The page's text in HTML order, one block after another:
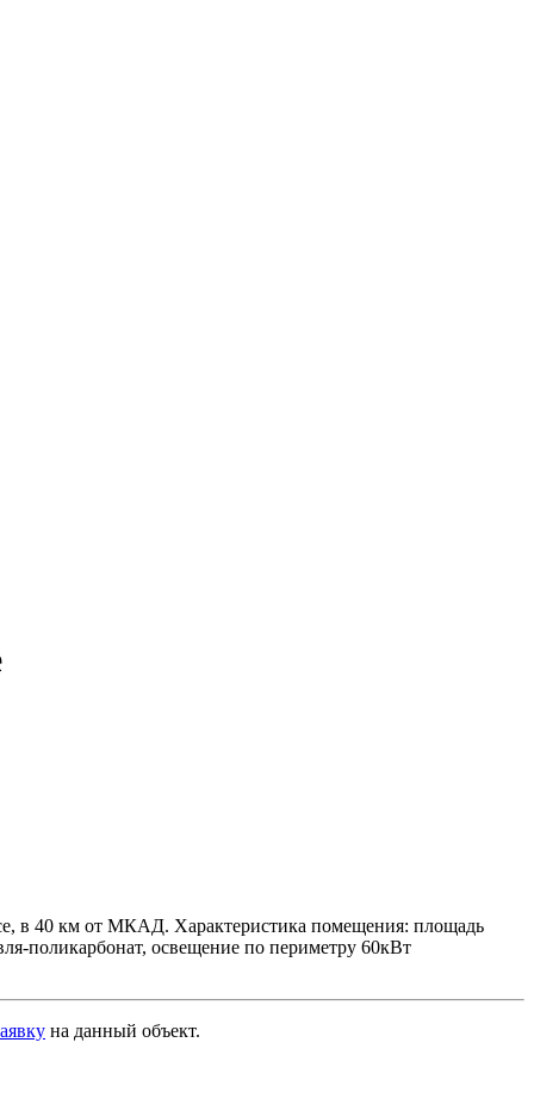
в 40 км от МКАД. Характеристика помещения: площадь
поликарбонат, освещение по периметру 60кВт
на данный объект.